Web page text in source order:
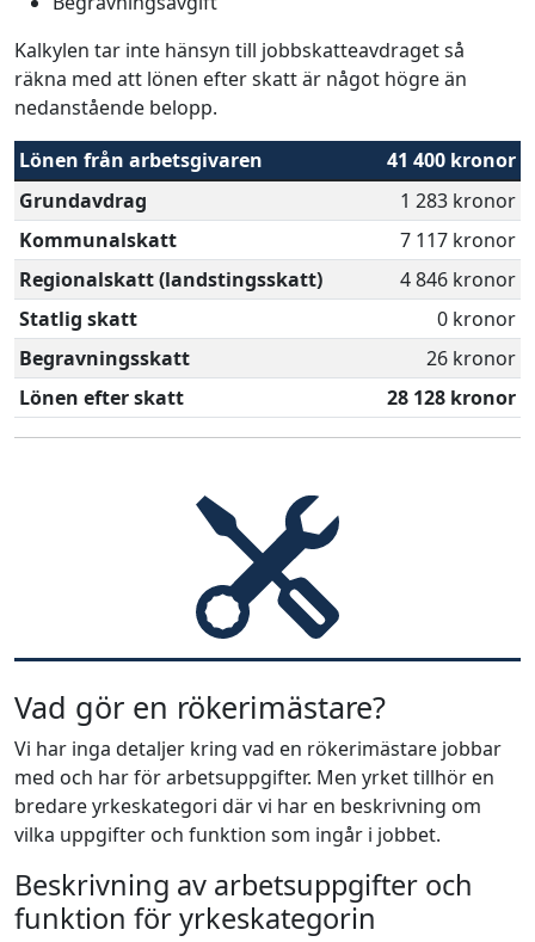
Kalkylen tar inte hänsyn till jobbskatteavdraget så
räkna med att lönen efter skatt är något högre än
nedanstående belopp.
Lönen från arbetsgivaren
41 400 kronor
Grundavdrag
1 283 kronor
Kommunalskatt
7 117 kronor
Regionalskatt (landstingsskatt)
4 846 kronor
Statlig skatt
0 kronor
Begravningsskatt
26 kronor
Lönen efter skatt
28 128 kronor
Vad gör en rökerimästare?
Vi har inga detaljer kring vad en rökerimästare jobbar
med och har för arbetsuppgifter. Men yrket tillhör en
bredare yrkeskategori där vi har en beskrivning om
vilka uppgifter och funktion som ingår i jobbet.
Beskrivning av arbetsuppgifter och
funktion för yrkeskategorin